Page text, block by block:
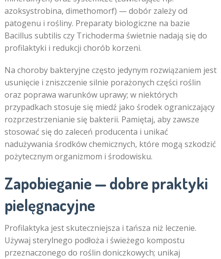
azoksystrobina, dimethomorf) — dobór zależy od
patogenu i rośliny. Preparaty biologiczne na bazie
Bacillus subtilis czy Trichoderma świetnie nadają się do
profilaktyki i redukcji chorób korzeni.
Na choroby bakteryjne często jedynym rozwiązaniem jest
usunięcie i zniszczenie silnie porażonych części roślin
oraz poprawa warunków uprawy; w niektórych
przypadkach stosuje się miedź jako środek ograniczający
rozprzestrzenianie się bakterii. Pamiętaj, aby zawsze
stosować się do zaleceń producenta i unikać
nadużywania środków chemicznych, które mogą szkodzić
pożytecznym organizmom i środowisku.
Zapobieganie — dobre praktyki
pielęgnacyjne
Profilaktyka jest skuteczniejsza i tańsza niż leczenie.
Używaj sterylnego podłoża i świeżego kompostu
przeznaczonego do roślin doniczkowych; unikaj